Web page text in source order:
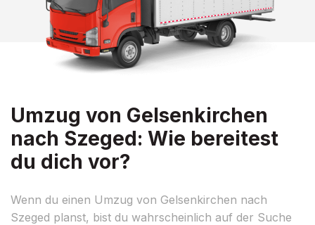
Umzug von Gelsenkirchen
nach Szeged: Wie bereitest
du dich vor?
Wenn du einen Umzug von Gelsenkirchen nach
Szeged planst, bist du wahrscheinlich auf der Suche